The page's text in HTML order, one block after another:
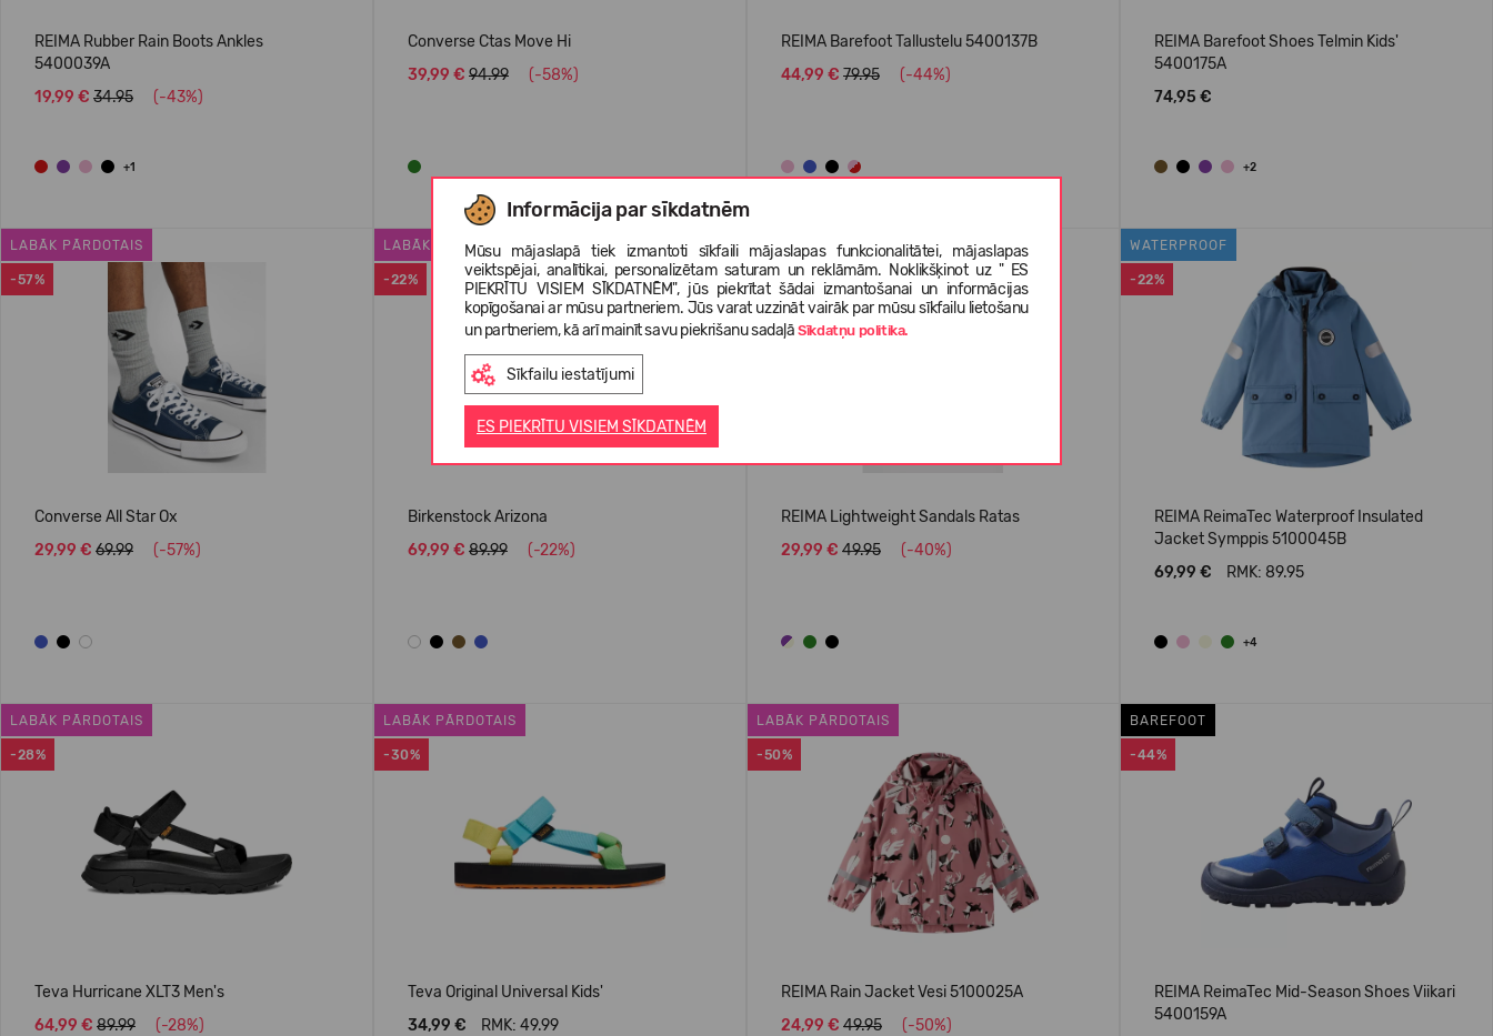
Informācija par sīkdatnēm
Mūsu mājaslapā tiek izmantoti sīkfaili mājaslapas funkcionalitātei, mājaslapas
veiktspējai, analītikai, personalizētam saturam un reklāmām. Noklikšķinot uz " ES
PIEKRĪTU VISIEM SĪKDATNĒM", jūs piekrītat šādai izmantošanai un informācijas
kopīgošanai ar mūsu partneriem. Jūs varat uzzināt vairāk par mūsu sīkfailu lietošanu
un partneriem, kā arī mainīt savu piekrišanu sadaļāSīkdatņu politika.
Sīkfailu iestatījumi
ES PIEKRĪTU VISIEM SĪKDATNĒM
REIMA Rubber Rain Boots Ankles
5400039A
19,99 € 34.95 (-43%)
+1
Converse Ctas Move Hi
39,99 € 94.99 (-58%)
REIMA Barefoot Tallustelu 5400137B
44,99 € 79.95 (-44%)
REIMA Barefoot Shoes Telmin Kids'
5400175A
74,95 €
+2
-57%
LABĀK PĀRDOTAIS
Converse All Star Ox
29,99 € 69.99 (-57%)
-22%
LABĀK PĀRDOTAIS
Birkenstock Arizona
69,99 € 89.99 (-22%)
-40%
VASARAI
REIMA Lightweight Sandals Ratas
29,99 € 49.95 (-40%)
-22%
WATERPROOF
REIMA ReimaTec Waterproof Insulated
Jacket Symppis 5100045B
69,99 €
RMK: 89.95
+4
-28%
LABĀK PĀRDOTAIS
Teva Hurricane XLT3 Men's
64,99 € 89.99 (-28%)
-30%
LABĀK PĀRDOTAIS
Teva Original Universal Kids'
34,99 €
RMK: 49.99
-50%
LABĀK PĀRDOTAIS
REIMA Rain Jacket Vesi 5100025A
24,99 € 49.95 (-50%)
-44%
BAREFOOT
REIMA ReimaTec Mid-Season Shoes Viikari
5400159A